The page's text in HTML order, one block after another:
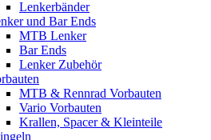
Lenkerbänder
und Bar Ends
MTB Lenker
Bar Ends
Lenker Zubehör
MTB & Rennrad Vorbauten
Vario Vorbauten
Krallen, Spacer & Kleinteile